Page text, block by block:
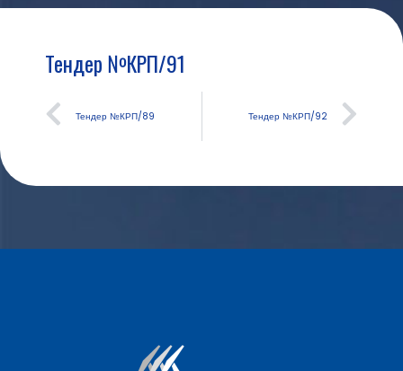
Тендер №КРП/91
Тендер №КРП/89 Тендер №КРП/92